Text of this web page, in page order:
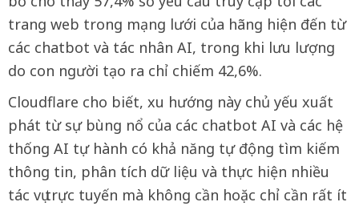
trang web trong mạng lưới của hãng hiện đến từ
các chatbot và tác nhân AI, trong khi lưu lượng
do con người tạo ra chỉ chiếm 42,6%.
Cloudflare cho biết, xu hướng này chủ yếu xuất
phát từ sự bùng nổ của các chatbot AI và các hệ
thống AI tự hành có khả năng tự động tìm kiếm
thông tin, phân tích dữ liệu và thực hiện nhiều
tác vụ trực tuyến mà không cần hoặc chỉ cần rất ít